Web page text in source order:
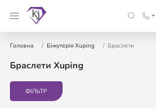
Головна Біжутерія Xuping Браслети
Браслети Xuping
ФІЛЬТР